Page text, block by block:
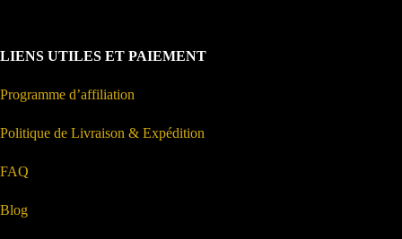
LIENS UTILES ET PAIEMENT
Programme d’affiliation
Politique de Livraison & Expédition
FAQ
Blog